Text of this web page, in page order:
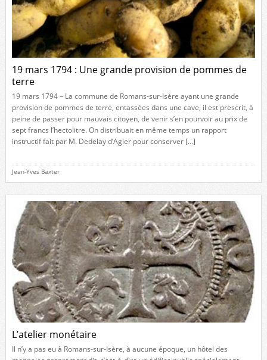
19 mars 1794 : Une grande provision de pommes de
terre
19 mars 1794 – La commune de Romans-sur-Isère ayant une grande
provision de pommes de terre, entassées dans une cave, il est prescrit, à
peine de passer pour mauvais citoyen, de venir s’en pourvoir au prix de
sept francs l’hectolitre. On distribuait en même temps un rapport
instructif fait par M. Dedelay d’Agier pour conserver […]
Jean-Yves Baxter
L’atelier monétaire
Il n’y a pas eu à Romans-sur-Isère, à aucune époque, un hôtel des